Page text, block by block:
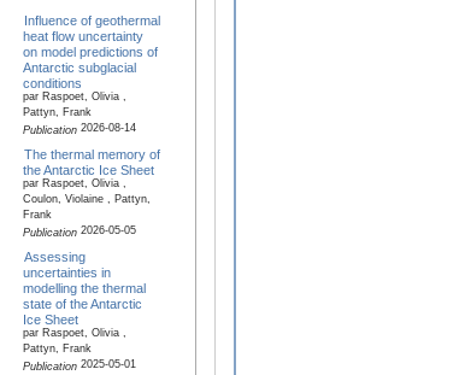
Influence of geothermal
heat flow uncertainty
on model predictions of
Antarctic subglacial
conditions
par Raspoet, Olivia ,
Pattyn, Frank
Publication2026-08-14
The thermal memory of
the Antarctic Ice Sheet
par Raspoet, Olivia ,
Coulon, Violaine , Pattyn,
Frank
Publication2026-05-05
Assessing
uncertainties in
modelling the thermal
state of the Antarctic
Ice Sheet
par Raspoet, Olivia ,
Pattyn, Frank
Publication2025-05-01